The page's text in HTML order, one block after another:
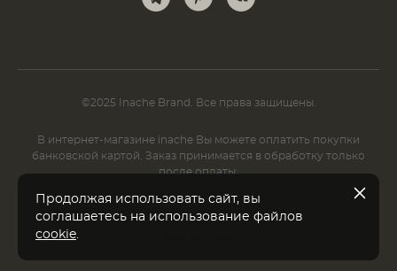
©2025 Inache Brand. Все права защищены.
В интернет-магазине inache Вы можете оплатить покупки
банковской картой. Заказ принимается в обработку только
после оплаты.
Продолжая использовать сайт, вы
соглашаетесь на использование файлов
cookie.